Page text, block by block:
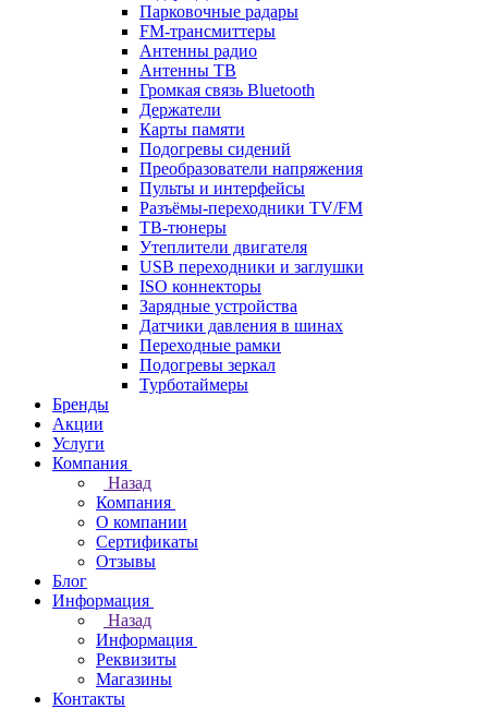
Парковочные радары
FM-трансмиттеры
Антенны радио
Антенны ТВ
Громкая связь Bluetooth
Держатели
Карты памяти
Подогревы сидений
Преобразователи напряжения
Пульты и интерфейсы
Разъёмы-переходники TV/FM
ТВ-тюнеры
Утеплители двигателя
USB переходники и заглушки
ISO коннекторы
Зарядные устройства
Датчики давления в шинах
Переходные рамки
Подогревы зеркал
Турботаймеры
Бренды
Акции
Услуги
Компания
Назад
Компания
О компании
Сертификаты
Отзывы
Блог
Информация
Назад
Информация
Реквизиты
Магазины
Контакты